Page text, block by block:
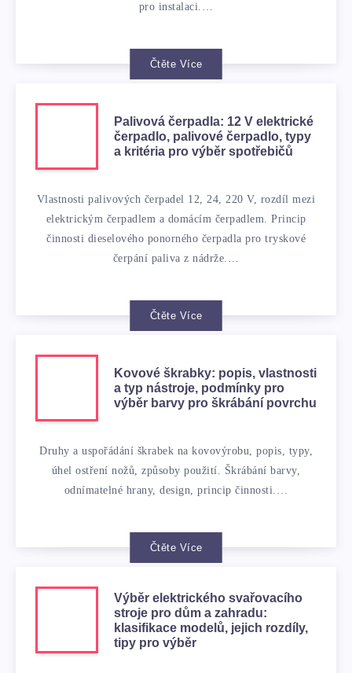
pro instalaci.…
Čtěte Více
Palivová čerpadla: 12 V elektrické
čerpadlo, palivové čerpadlo, typy
a kritéria pro výběr spotřebičů
Vlastnosti palivových čerpadel 12, 24, 220 V, rozdíl mezi
elektrickým čerpadlem a domácím čerpadlem. Princip
činnosti dieselového ponorného čerpadla pro tryskové
čerpání paliva z nádrže.…
Čtěte Více
Kovové škrabky: popis, vlastnosti
a typ nástroje, podmínky pro
výběr barvy pro škrábání povrchu
Druhy a uspořádání škrabek na kovovýrobu, popis, typy,
úhel ostření nožů, způsoby použití. Škrábání barvy,
odnímatelné hrany, design, princip činnosti.…
Čtěte Více
Výběr elektrického svařovacího
stroje pro dům a zahradu:
klasifikace modelů, jejich rozdíly,
tipy pro výběr